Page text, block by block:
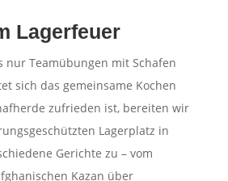
Lagerfeuer
nur Teamübungen mit Schafen
sich das gemeinsame Kochen
zufrieden ist, bereiten wir
Lagerplatz in
Gerichte zu – vom
Kazan über